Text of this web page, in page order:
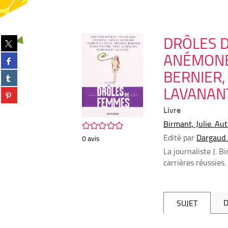
Partager
sur
twitter
(Nouvelle
fenêtre)
Partager
sur
facebook
(Nouvelle
fenêtre)
Partager
sur
tumblr
(Nouvelle
Partager
sur
/5
0avis
DRÔLES
Livre
Birmant, Julie.
Edité par
La journaliste J.
carrières
SUJET